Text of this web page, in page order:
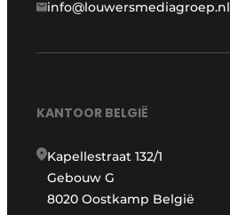
info@louwersmediagroep.nl
KANTOOR BELGIË
Kapellestraat 132/1
Gebouw G
8020 Oostkamp België